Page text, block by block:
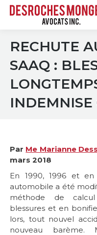
RECHUTE
SAAQ :
Par Me Marianne
mars 2018
En 1990, 1996 et en
automobile a été
méthode de calcul
blessures et en
lors, tout nouvel
nouveau barème.